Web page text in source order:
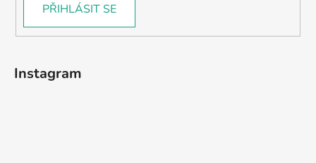
PŘIHLÁSIT SE
Instagram